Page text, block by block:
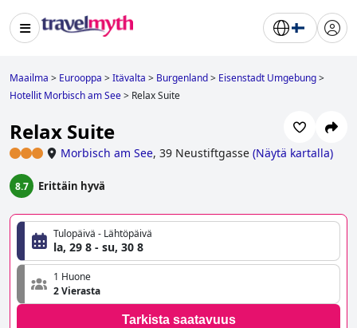
Maailma > Eurooppa >Itävalta > Burgenland> Eisenstadt Umgebung>
Hotellit Morbisch am See> Relax Suite
Relax Suite
Morbisch am See, 39 Neustiftgasse (Näytä kartalla)
8.7 Erittäin hyvä
Tulopäivä - Lähtöpäivä
la, 29 8 - su, 30 8
1 Huone
2 Vierasta
Tarkista saatavuus